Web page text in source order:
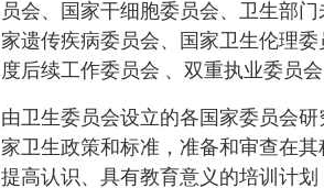
员会、国家干细胞委员会、卫生部
家遗传疾病委员会、国家卫生伦理
度后续工作委员会 、双重执业委员
由卫生委员会设立的各国家委员会
家卫生政策和标准，准备和审查在
提高认识、具有教育意义的培训计